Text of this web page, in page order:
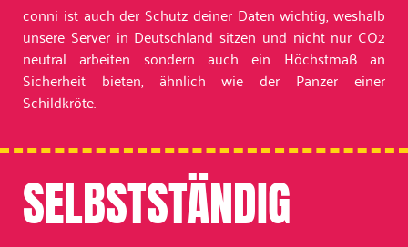
conni ist auch der Schutz deiner Daten wichtig, weshalb
unsere Server in Deutschland sitzen und nicht nur CO2
neutral arbeiten sondern auch ein Höchstmaß an
Sicherheit bieten, ähnlich wie der Panzer einer
Schildkröte.
SELBSTSTÄNDIG